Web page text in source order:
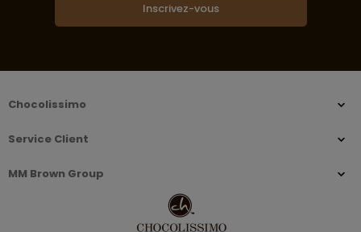
Inscrivez-vous
Chocolissimo
Service Client
MM Brown Group